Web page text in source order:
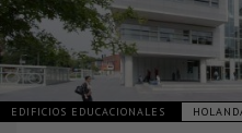
EDIFICIOS EDUCACIONALES